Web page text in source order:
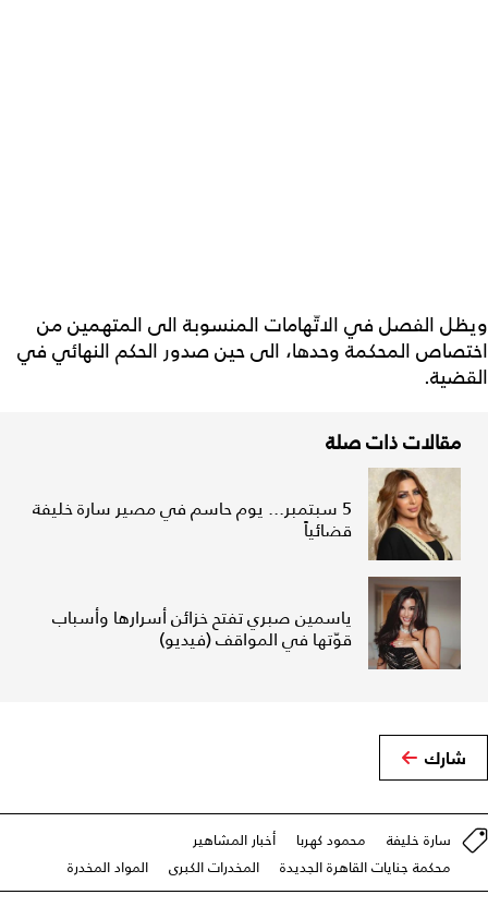
ويظل الفصل في الاتّهامات المنسوبة الى المتهمين من
اختصاص المحكمة وحدها، الى حين صدور الحكم النهائي في
القضية.
مقالات ذات صلة
5 سبتمبر... يوم حاسم في مصير سارة خليفة
قضائياً
ياسمين صبري تفتح خزائن أسرارها وأسباب
قوّتها في المواقف (فيديو)
شارك
سارة خليفة محمود كهربا
أخبار المشاهير
محكمة جنايات القاهرة الجديدة
المخدرات الكبرى المواد المخدرة